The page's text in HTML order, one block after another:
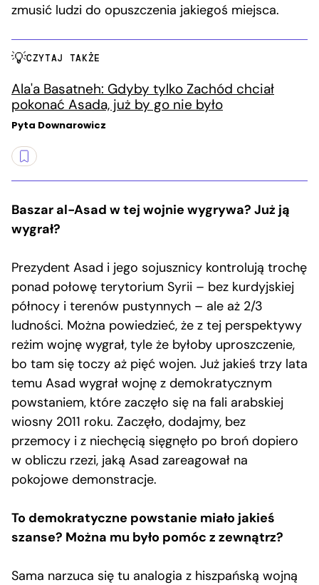
zmusić ludzi do opuszczenia jakiegoś miejsca.
CZYTAJ TAKŻE
Ala'a Basatneh: Gdyby tylko Zachód chciał
pokonać Asada, już by go nie było
Pyta Downarowicz
Baszar al-Asad w tej wojnie wygrywa? Już ją
wygrał?
Prezydent Asad i jego sojusznicy kontrolują trochę
ponad połowę terytorium Syrii – bez kurdyjskiej
północy i terenów pustynnych – ale aż 2/3
ludności. Można powiedzieć, że z tej perspektywy
reżim wojnę wygrał, tyle że byłoby uproszczenie,
bo tam się toczy aż pięć wojen. Już jakieś trzy lata
temu Asad wygrał wojnę z demokratycznym
powstaniem, które zaczęło się na fali arabskiej
wiosny 2011 roku. Zaczęło, dodajmy, bez
przemocy i z niechęcią sięgnęło po broń dopiero
w obliczu rzezi, jaką Asad zareagował na
pokojowe demonstracje.
To demokratyczne powstanie miało jakieś
szanse? Można mu było pomóc z zewnątrz?
Sama narzuca się tu analogia z hiszpańską wojną